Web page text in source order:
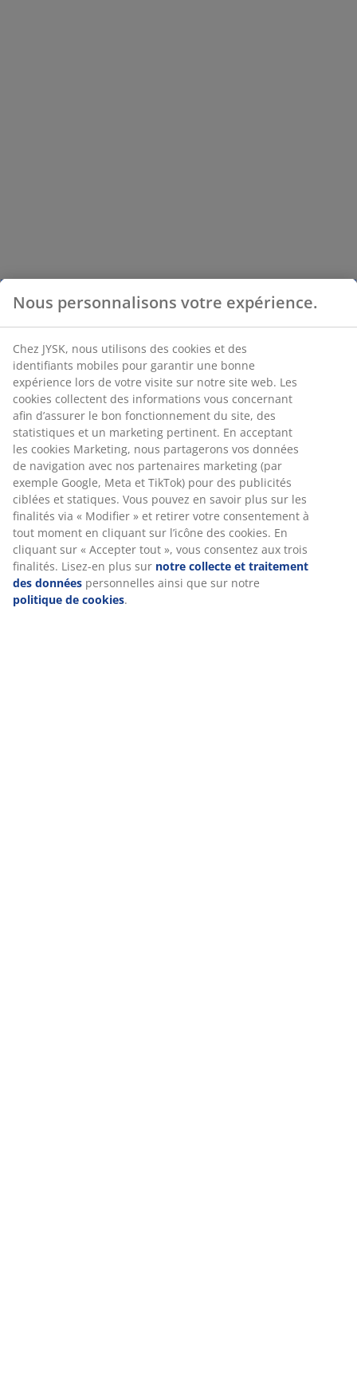
Nous personnalisons votre expérience.
Chez JYSK, nous utilisons des cookies et des
identifiants mobiles pour garantir une bonne
expérience lors de votre visite sur notre site web. Les
cookies collectent des informations vous concernant
afin d’assurer le bon fonctionnement du site, des
statistiques et un marketing pertinent. En acceptant
les cookies Marketing, nous partagerons vos données
de navigation avec nos partenaires marketing (par
exemple Google, Meta et TikTok) pour des publicités
ciblées et statiques. Vous pouvez en savoir plus sur les
finalités via « Modifier » et retirer votre consentement à
tout moment en cliquant sur l’icône des cookies. En
cliquant sur « Accepter tout », vous consentez aux trois
finalités. Lisez-en plus sur notre collecte et traitement
des données personnelles ainsi que sur notre
politique de cookies.